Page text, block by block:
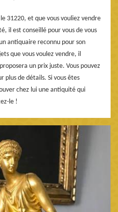
31220, et que vous vouliez vendre
il est conseillé pour vous de vous
antiquaire reconnu pour son
que vous voulez vendre, il
un prix juste. Vous pouvez
plus de détails. Si vous êtes
chez lui une antiquité qui
le !